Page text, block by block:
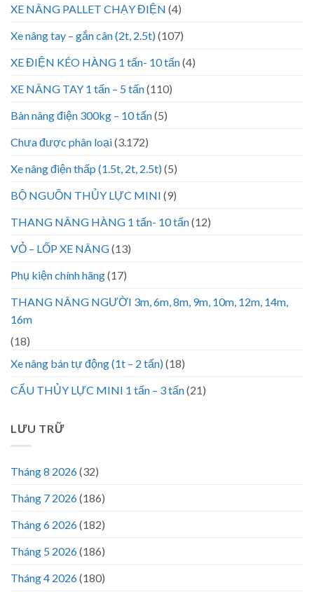
XE NÂNG PALLET CHẠY ĐIỆN (4)
Xe nâng tay – gắn cân (2t, 2.5t)(107)
XE ĐIỆN KÉO HÀNG 1 tấn- 10 tấn(4)
XE NÂNG TAY 1 tấn – 5 tấn(110)
Bàn nâng điện 300kg – 10 tấn(5)
Chưa được phân loại(3.172)
Xe nâng điện thấp (1.5t, 2t, 2.5t)(5)
BỘ NGUỒN THỦY LỰC MINI (9)
THANG NÂNG HÀNG 1 tấn- 10 tấn(12)
VỎ – LỐP XE NÂNG(13)
Phụ kiện chính hãng(17)
THANG NÂNG NGƯỜI 3m, 6m, 8m, 9m, 10m, 12m, 14m,
16m
(18)
Xe nâng bán tự động (1t – 2 tấn)(18)
CẨU THỦY LỰC MINI 1 tấn – 3 tấn(21)
LƯU TRỮ
Tháng 8 2026(32)
Tháng 7 2026(186)
Tháng 6 2026(182)
Tháng 5 2026(186)
Tháng 4 2026(180)